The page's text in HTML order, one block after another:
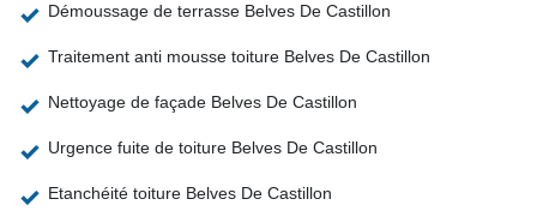
Démoussage de terrasse Belves De Castillon
Traitement anti mousse toiture Belves De Castillon
Nettoyage de façade Belves De Castillon
Urgence fuite de toiture Belves De Castillon
Etanchéité toiture Belves De Castillon